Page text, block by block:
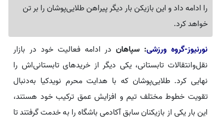
را ادامه داد و این بازیکن بار دیگر پیراهن طلایی‌پوشان را بر تن
خواهد کرد.
نورنیوز-گروه ورزشی: سپاهان در ادامه فعالیت خود در بازار
نقل‌وانتقالات تابستانی، یکی دیگر از خریدهای تابستانی‌اش را
نهایی کرد. طلایی‌پوشان که با هدایت محرم نویدکیا به‌دنبال
تقویت خطوط مختلف تیم و افزایش عمق ترکیب خود هستند،
این بار یکی از بازیکنان سابق آکادمی باشگاه را به خدمت گرفتند تا